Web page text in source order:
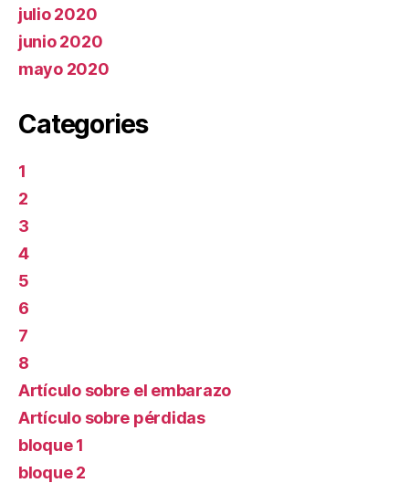
julio 2020
junio 2020
mayo 2020
Categories
1
2
3
4
5
6
7
8
Artículo sobre el embarazo
Artículo sobre pérdidas
bloque 1
bloque 2